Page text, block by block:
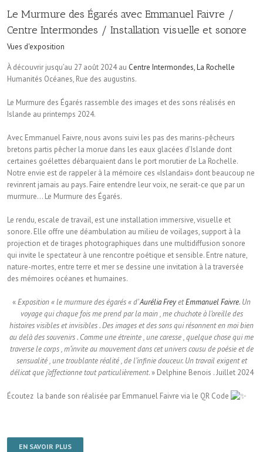
Le Murmure des Égarés avec Emmanuel Faivre /
Centre Intermondes / Installation visuelle et sonore
Vues d'exposition
À découvrir jusqu’au 27 août 2024 au Centre Intermondes, La Rochelle
Humanités Océanes, Rue des augustins.
Le Murmure des Égarés rassemble des images et des sons réalisés en
Islande au printemps 2024.
Avec Emmanuel Faivre, nous avons suivi les pas des marins-pêcheurs
bretons partis pêcher la morue dans les eaux glacées d’Islande dont
certaines goélettes débarquaient dans le port morutier de La Rochelle.
Notre envie est de rappeler à la mémoire ces «Islandais» dont beaucoup ne
revinrent jamais au pays. Faire entendre leur voix, ne serait-ce que par un
murmure… Le Murmure des Égarés.
Le rendu, escale de travail, est une installation immersive, visuelle et
sonore. Elle offre une déambulation au milieu de voilages, support à la
projection et de tirages photographiques dans une multidiffusion sonore
qui invite le spectateur à une rencontre poétique et sensible. Entre nature,
nature-mortes, entre terre et mer se dessine une invitation à la traversée
des mémoires océanes et humaines.
«Exposition « le murmure des égarés « d’Aurélia FreyetEmmanuel Faivre. Un
voyage qui chaque fois me prend par la main , me chuchote à l’oreille des
histoires visibles et invisibles . Des images et des sons qui résonnent en moi bien
au delà des souvenirs . Comme une étreinte , une caresse , quelque chose qui me
traverse le corps , m’invite au mouvement dans cet univers cousu de poésie et de
sensualité , une troublante réalité , de l’infinie douceur. Un travail exigent et
délicat que j’affectionne tout particulièrement. » Delphine Benois . Juillet 2024
Écoutez la bande son réalisée par Emmanuel Faivre via le QR Code
EN SAVOIR PLUS